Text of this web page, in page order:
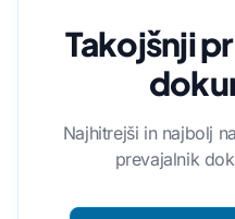
Takojšnji
Najhitrejši in najbolj
prevajalnik